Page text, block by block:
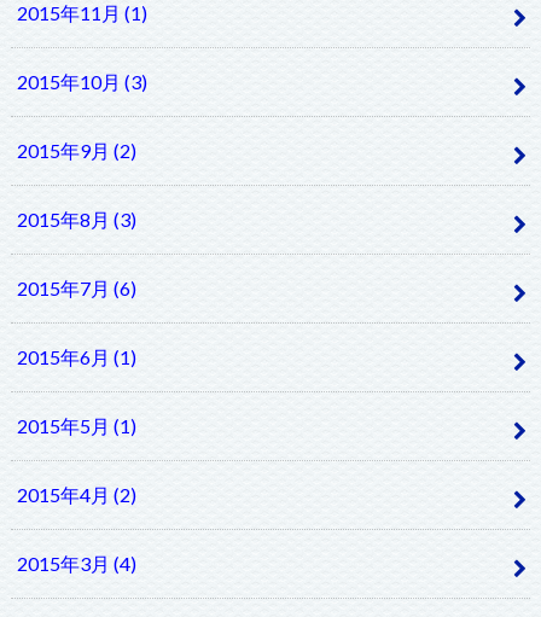
2015年11月 (1)
2015年10月 (3)
2015年9月 (2)
2015年8月 (3)
2015年7月 (6)
2015年6月 (1)
2015年5月 (1)
2015年4月 (2)
2015年3月 (4)